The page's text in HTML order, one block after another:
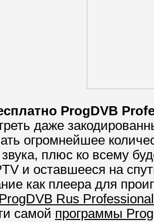
ProgDVB
даже
огромнейшее
звука, плюс ко всему
и оставшееся на
как плеера для
Rus
самой программы